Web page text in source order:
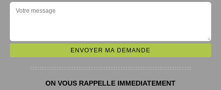
ON VOUS RAPPELLE IMMEDIATEMENT